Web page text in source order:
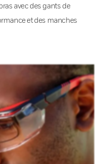
avec des gants de
et des manches